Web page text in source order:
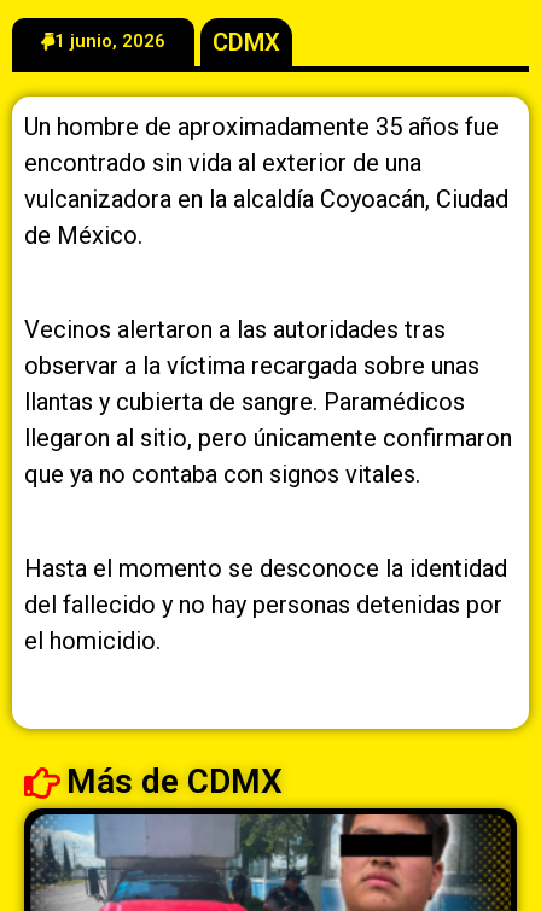
1 junio, 2026 CDMX
Un hombre de aproximadamente 35 años fue
encontrado sin vida al exterior de una
vulcanizadora en la alcaldía Coyoacán, Ciudad
de México.
Vecinos alertaron a las autoridades tras
observar a la víctima recargada sobre unas
llantas y cubierta de sangre. Paramédicos
llegaron al sitio, pero únicamente confirmaron
que ya no contaba con signos vitales.
Hasta el momento se desconoce la identidad
del fallecido y no hay personas detenidas por
el homicidio.
Más de CDMX